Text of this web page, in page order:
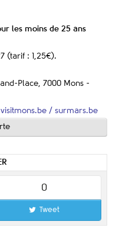
les moins de 25 ans
(tarif : 1,25€).
Place, 7000 Mons -
/ surmars.be
0
Tweet